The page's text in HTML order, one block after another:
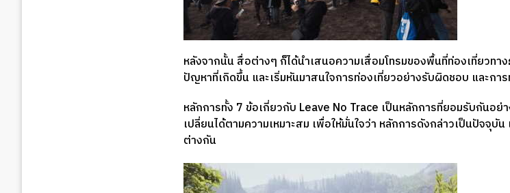
หลังจากนั้น สื่อต่างๆ ก็ได้นำเสนอความเสื่อมโทรมของพื้นที่ท่องเที่ยวทา
ปัญหาที่เกิดขึ้น และเริ่มหันมาสนใจการท่องเที่ยวอย่างรับผิดชอบ และก
หลักการทั้ง 7 ข้อเกี่ยวกับ Leave No Trace เป็นหลักการที่ยอมรับกันอย่
เปลี่ยนได้ตามความเหมาะสม เพื่อให้มั่นใจว่า หลักการดังกล่าวเป็นปัจจุ
ต่างกัน